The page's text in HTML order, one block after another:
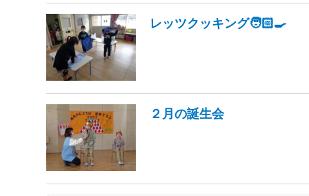
レッツクッキング🧑🏻‍🍳
２月の誕生会